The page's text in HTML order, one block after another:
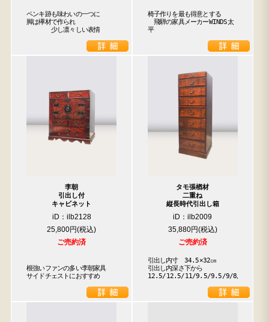
ペンキ跡も味わいの一つに
脚は欅材で作られ
少し凛々しい表情
椅子作りを最も得意とする
飛騨の家具メーカーWINDS太
平
李朝
引出し付
キャビネット
iD：ilb2128
25,800円
ご売約済
根強いファンの多い李朝家具
サイドチェストにおすすめ
タモ張楢材
二重ね
縦長時代引出し箱
iD：ilb2009
35,880円
ご売約済
引出し内寸　34.5×32㎝
引出し内深さ下から
12.5/12.5/11/9.5/9.5/9/8/3.5